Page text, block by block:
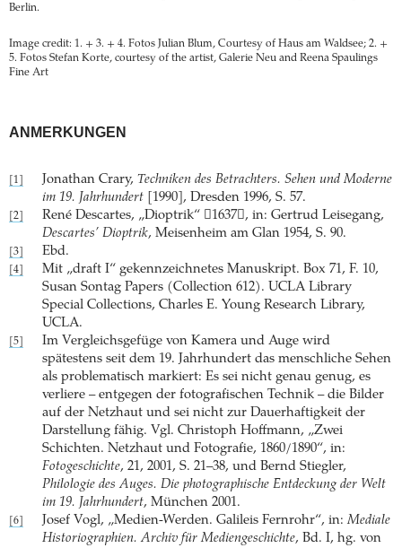
Berlin.
Image credit: 1. + 3. + 4. Fotos Julian Blum, Courtesy of Haus am Waldsee; 2. +
5. Fotos Stefan Korte, courtesy of the artist, Galerie Neu and Reena Spaulings
Fine Art
ANMERKUNGEN
[1] Jonathan Crary, Techniken des Betrachters. Sehen und Moderne
im 19. Jahrhundert [1990], Dresden 1996, S. 57.
[2]
René Descartes, „Dioptrik“ 1637, in: Gertrud Leisegang,
Descartes’ Dioptrik, Meisenheim am Glan 1954, S. 90.
[3] Ebd.
[4]
Mit „draft I“ gekennzeichnetes Manuskript. Box 71, F. 10,
Susan Sontag Papers (Collection 612). UCLA Library
Special Collections, Charles E. Young Research Library,
UCLA.
[5]
Im Vergleichsgefüge von Kamera und Auge wird
spätestens seit dem 19. Jahrhundert das menschliche Sehen
als problematisch markiert: Es sei nicht genau genug, es
verliere – entgegen der fotografischen Technik – die Bilder
auf der Netzhaut und sei nicht zur Dauerhaftigkeit der
Darstellung fähig. Vgl. Christoph Hoffmann, „Zwei
Schichten. Netzhaut und Fotografie, 1860/1890“, in:
Fotogeschichte, 21, 2001, S. 21–38, und Bernd Stiegler,
Philologie des Auges. Die photographische Entdeckung der Welt
im 19. Jahrhundert, München 2001.
[6] Josef Vogl, „Medien-Werden. Galileis Fernrohr“, in: Mediale
Historiographien. Archiv für Mediengeschichte, Bd. I, hg. von